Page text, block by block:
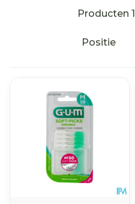
Producten 1
Sorteer op: